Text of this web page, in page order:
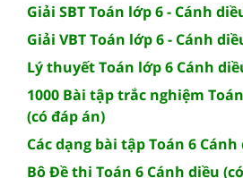
Giải SBT Toán lớp 6 - Cánh
Giải VBT Toán lớp 6 - Cánh
Lý thuyết Toán lớp 6 Cánh
1000 Bài tập trắc nghiệm
(có đáp án)
Các dạng bài tập Toán 6 Cánh
Bộ Đề thi Toán 6 Cánh diều